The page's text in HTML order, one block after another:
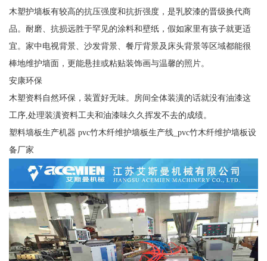
木塑护墙板有较高的抗压强度和抗折强度，是乳胶漆的晋级换代商
品。耐磨、抗损远胜于罕见的涂料和壁纸，假如家里有孩子就更适
宜。家中电视背景、沙发背景、餐厅背景及床头背景等区域都能很
棒地维护墙面，更能悬挂或粘贴装饰画与温馨的照片。
安康环保
木塑资料自然环保，装置好无味。房间全体装潢的话就没有油漆这
工序,处理装潢资料工夫和油漆味久久挥发不去的成绩。
塑料墙板生产机器 pvc竹木纤维护墙板生产线_pvc竹木纤维护墙板设
备厂家